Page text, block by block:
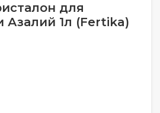
для
Азалий 1л (Fertika)